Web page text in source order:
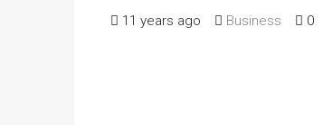
11 years ago Business 0